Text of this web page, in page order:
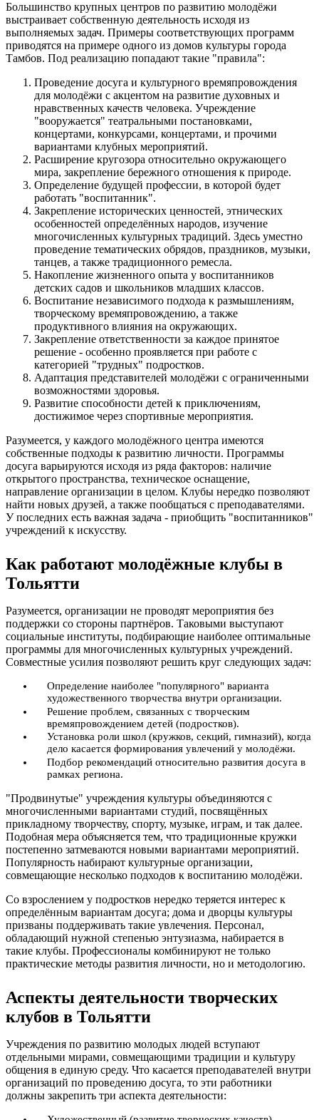
Большинство крупных центров по развитию молодёжи
выстраивает собственную деятельность исходя из
выполняемых задач. Примеры соответствующих программ
приводятся на примере одного из домов культуры города
Тамбов. Под реализацию попадают такие "правила":
Проведение досуга и культурного времяпровождения
для молодёжи с акцентом на развитие духовных и
нравственных качеств человека. Учреждение
"вооружается" театральными постановками,
концертами, конкурсами, концертами, и прочими
вариантами клубных мероприятий.
Расширение кругозора относительно окружающего
мира, закрепление бережного отношения к природе.
Определение будущей профессии, в которой будет
работать "воспитанник".
Закрепление исторических ценностей, этнических
особенностей определённых народов, изучение
многочисленных культурных традиций. Здесь уместно
проведение тематических обрядов, праздников, музыки,
танцев, а также традиционного ремесла.
Накопление жизненного опыта у воспитанников
детских садов и школьников младших классов.
Воспитание независимого подхода к размышлениям,
творческому времяпровождению, а также
продуктивного влияния на окружающих.
Закрепление ответственности за каждое принятое
решение - особенно проявляется при работе с
категорией "трудных" подростков.
Адаптация представителей молодёжи с ограниченными
возможностями здоровья.
Развитие способности детей к приключениям,
достижимое через спортивные мероприятия.
Разумеется, у каждого молодёжного центра имеются
собственные подходы к развитию личности. Программы
досуга варьируются исходя из ряда факторов: наличие
открытого пространства, техническое оснащение,
направление организации в целом. Клубы нередко позволяют
найти новых друзей, а также пообщаться с преподавателями.
У последних есть важная задача - приобщить "воспитанников"
учреждений к искусству.
Как работают молодёжные клубы в
Тольятти
Разумеется, организации не проводят мероприятия без
поддержки со стороны партнёров. Таковыми выступают
социальные институты, подбирающие наиболее оптимальные
программы для многочисленных культурных учреждений.
Совместные усилия позволяют решить круг следующих задач:
Определение наиболее "популярного" варианта
художественного творчества внутри организации.
Решение проблем, связанных с творческим
времяпровождением детей (подростков).
Установка роли школ (кружков, секций, гимназий), когда
дело касается формирования увлечений у молодёжи.
Подбор рекомендаций относительно развития досуга в
рамках региона.
"Продвинутые" учреждения культуры объединяются с
многочисленными вариантами студий, посвящённых
прикладному творчеству, спорту, музыке, играм, и так далее.
Подобная мера объясняется тем, что традиционные кружки
постепенно затмеваются новыми вариантами мероприятий.
Популярность набирают культурные организации,
совмещающие несколько подходов к воспитанию молодёжи.
Со взрослением у подростков нередко теряется интерес к
определённым вариантам досуга; дома и дворцы культуры
призваны поддерживать такие увлечения. Персонал,
обладающий нужной степенью энтузиазма, набирается в
такие клубы. Профессионалы комбинируют не только
практические методы развития личности, но и методологию.
Аспекты деятельности творческих
клубов в Тольятти
Учреждения по развитию молодых людей вступают
отдельными мирами, совмещающими традиции и культуру
общения в единую среду. Что касается преподавателей внутри
организаций по проведению досуга, то эти работники
должны закрепить три аспекта деятельности: